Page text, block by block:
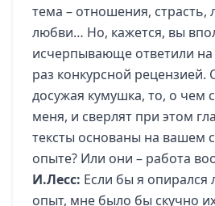
тема – отношения,
любви… Но, кажется, вы
исчерпывающе ответили на
раз конкурсной рецензией.
досужая кумушка, то, о чем
меня, и сверлят при этом
тексты основаны на вашем
опыте? Или они – работа
И.Лесс: Если бы я опирался
опыт, мне было бы скучно